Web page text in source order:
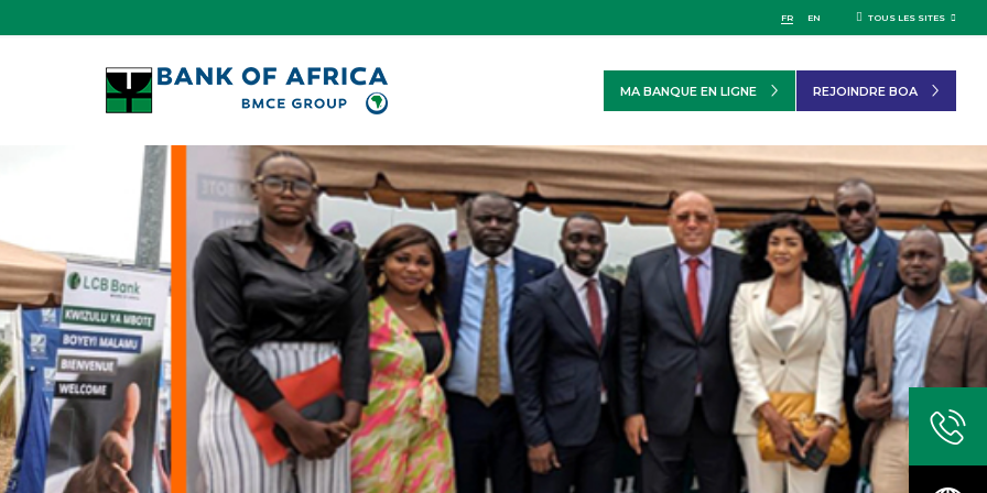
FR EN TOUS LES SITES
MA BANQUE EN LIGNE REJOINDRE BOA